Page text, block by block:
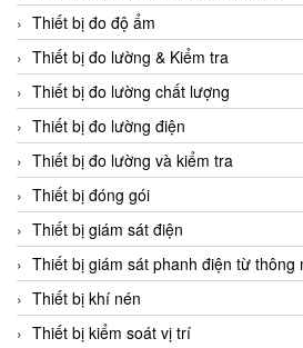
CHAUVIN ARNOUX
Checkline
Chino
Chiyoda Seiki
Chiyoda-Tsusho
Chongqing Huaneng
Chromalox
ChuanYi
CIC
Clage
Thiết bị đo độ ẩm
Thiết bị đo lường & Kiểm tra
Thiết bị đo lường chất lượng
Thiết bị đo lường điện
Thiết bị đo lường và kiểm tra
Thiết bị đóng gói
Thiết bị giám sát điện
Thiết bị giám sát phanh điện từ thông
Thiết bị khí nén
Thiết bị kiểm soát vị trí